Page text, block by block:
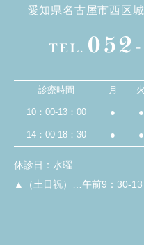
愛知県名古屋市西区
TEL.
診療時間 月 火
10：00-13：00 ● ●
14：00-18：30 ● ●
休診日：水曜
▲（土日祝）…午前9：30-13